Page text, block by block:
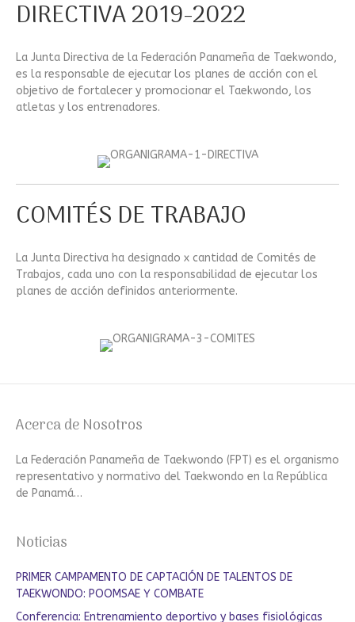
DIRECTIVA 2019-2022
La Junta Directiva de la Federación Panameña de Taekwondo,
es la responsable de ejecutar los planes de acción con el
objetivo de fortalecer y promocionar el Taekwondo, los
atletas y los entrenadores.
COMITÉS DE TRABAJO
La Junta Directiva ha designado x cantidad de Comités de
Trabajos, cada uno con la responsabilidad de ejecutar los
planes de acción definidos anteriormente.
Acerca de Nosotros
La Federación Panameña de Taekwondo (FPT) es el organismo
representativo y normativo del Taekwondo en la República
de Panamá…
Noticias
PRIMER CAMPAMENTO DE CAPTACIÓN DE TALENTOS DE
TAEKWONDO: POOMSAE Y COMBATE
Conferencia: Entrenamiento deportivo y bases fisiológicas